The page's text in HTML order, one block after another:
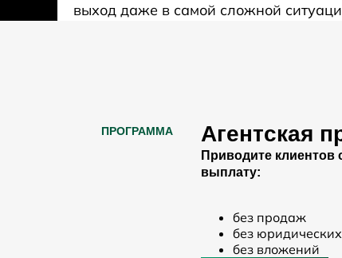
выход даже в самой сложной
ПРОГРАММА Агентская
Приводите
выплату:
без продаж
без
без вложений